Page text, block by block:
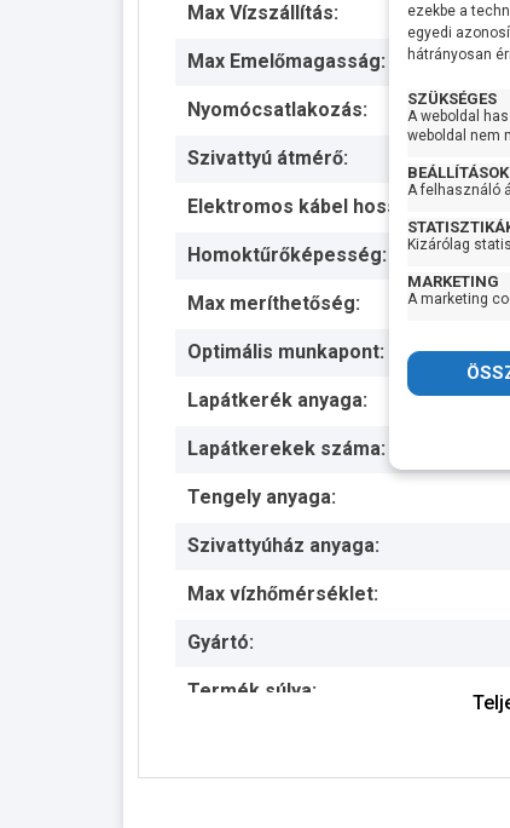
Max Vízszállítás:
Max Emelőmagasság:
Nyomócsatlakozás:
Szivattyú átmérő:
Elektromos kábel hossza:
Homoktűrőképesség:
Max meríthetőség:
Optimális munkapont:
Lapátkerék anyaga:
Lapátkerekek száma:
Tengely anyaga:
Szivattyúház anyaga:
Max vízhőmérséklet:
Gyártó:
Termék súlya:
ezekbe a
egyedi
hátrányosan
SZÜKSÉGES
A weboldal
weboldal nem
BEÁLLÍTÁSOK
A felhasználó
Kizárólag
MARKETING
A marketing